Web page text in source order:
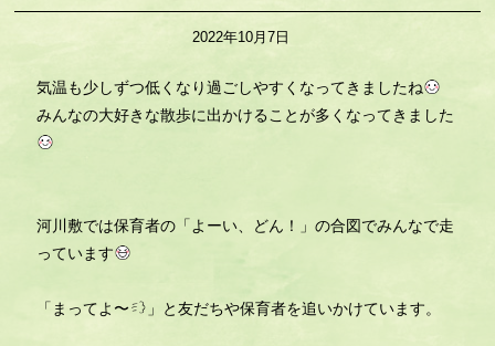
2022年10月7日
気温も少しずつ低くなり過ごしやすくなってきましたね
みんなの大好きな散歩に出かけることが多くなってきました
河川敷では保育者の「よーい、どん！」の合図でみんなで走
っています
「まってよ〜 」と友だちや保育者を追いかけています。